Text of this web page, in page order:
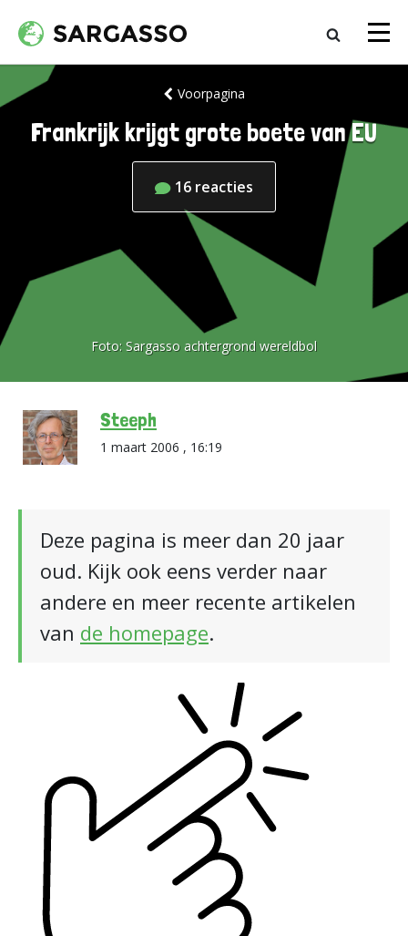
Voorpagina
Frankrijk krijgt grote boete van EU
16 reacties
Foto: Sargasso achtergrond wereldbol
Steeph
1 maart 2006 , 16:19
Deze pagina is meer dan 20 jaar
oud. Kijk ook eens verder naar
andere en meer recente artikelen
van de homepage.